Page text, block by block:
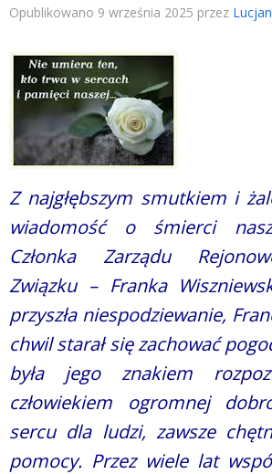
Opublikowano 9 września 2025 przez Lucjan
Z najgłębszym smutkiem i
wiadomość o śmierci
Członka Zarządu
Związku – Franka
przyszła niespodziewanie,
chwil starał się zachować
była jego znakiem
człowiekiem ogromnej
sercu dla ludzi, zawsze
pomocy. Przez wiele lat